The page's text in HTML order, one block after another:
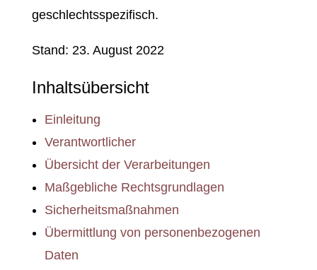
geschlechtsspezifisch.
Stand: 23. August 2022
Inhaltsübersicht
Einleitung
Verantwortlicher
Übersicht der Verarbeitungen
Maßgebliche Rechtsgrundlagen
Sicherheitsmaßnahmen
Übermittlung von personenbezogenen
Daten